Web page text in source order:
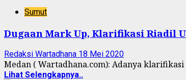
Sumut
Dugaan Mark Up, Klarifikasi Riadil
Redaksi Wartadhana 18 Mei 2020
Medan ( Wartadhana.com): Adanya
Lihat Selengkapnya..